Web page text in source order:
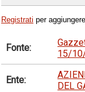
Registrati per
Fonte:
15/
Ente:
DEL